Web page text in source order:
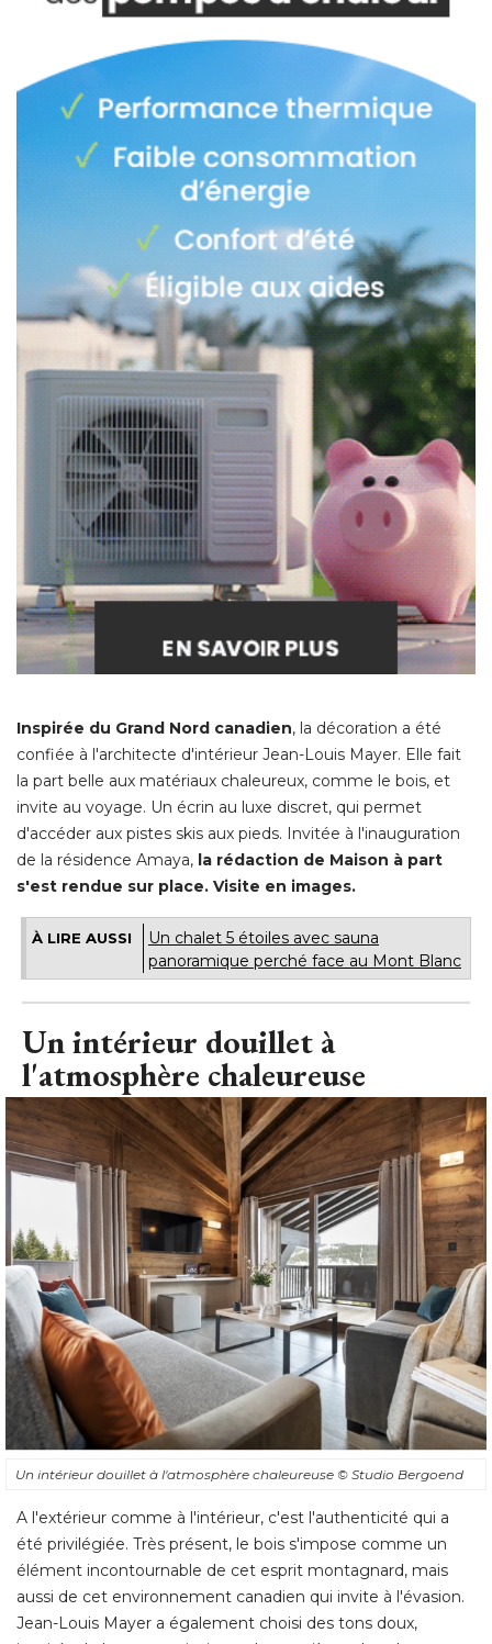
Inspirée du Grand Nord canadien, la décoration a été
confiée à l'architecte d'intérieur Jean-Louis Mayer. Elle fait
la part belle aux matériaux chaleureux, comme le bois, et
invite au voyage. Un écrin au luxe discret, qui permet
d'accéder aux pistes skis aux pieds. Invitée à l'inauguration
de la résidence Amaya, la rédaction de Maison à part
s'est rendue sur place. Visite en images.
À LIRE AUSSI
Un chalet 5 étoiles avec sauna
panoramique perché face au Mont Blanc
Un intérieur douillet à
l'atmosphère chaleureuse
Un intérieur douillet à l'atmosphère chaleureuse © Studio Bergoend
A l'extérieur comme à l'intérieur, c'est l'authenticité qui a
été privilégiée. Très présent, le bois s'impose comme un
élément incontournable de cet esprit montagnard, mais
aussi de cet environnement canadien qui invite à l'évasion.
Jean-Louis Mayer a également choisi des tons doux,